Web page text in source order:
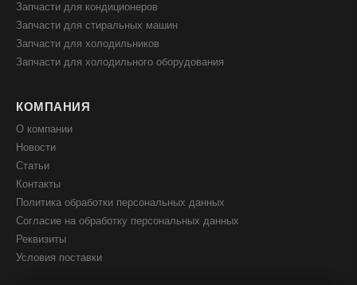
Запчасти для кондиционеров
Запчасти для стиральных машин
Запчасти для холодильников
Запчасти для холодильного оборудования
КОМПАНИЯ
О компании
Новости
Статьи
Контакты
Политика обработки персональных данных
Согласие на обработку персональных данных
Реквизиты
Условия поставки